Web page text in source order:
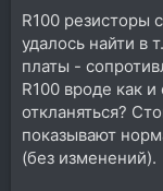
R100 резисторы
удалось найти в
платы -
R100 вроде как
откланяться?
показывают
(без изменений).